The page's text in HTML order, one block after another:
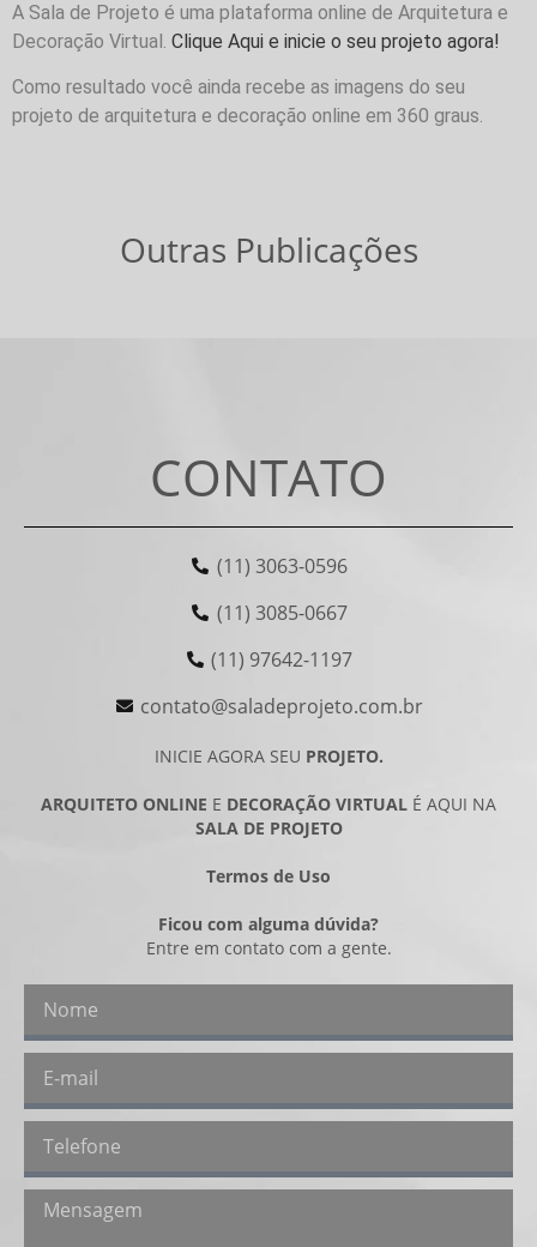
A Sala de Projeto é uma plataforma online de Arquitetura e
Decoração Virtual. Clique Aqui e inicie o seu projeto agora!
Como resultado você ainda recebe as imagens do seu
projeto de arquitetura e decoração online em 360 graus.
Outras Publicações
CONTATO
(11) 3063-0596
(11) 3085-0667
(11) 97642-1197
contato@saladeprojeto.com.br
INICIE AGORA SEU PROJETO.
ARQUITETO ONLINE E DECORAÇÃO VIRTUAL É AQUI NA
SALA DE PROJETO
Termos de Uso
Ficou com alguma dúvida?
Entre em contato com a gente.